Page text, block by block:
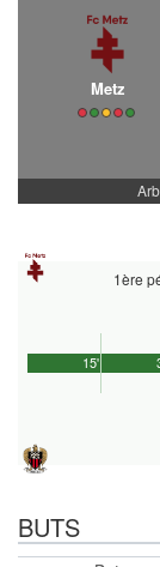
Metz
1ère
15'
BUTS